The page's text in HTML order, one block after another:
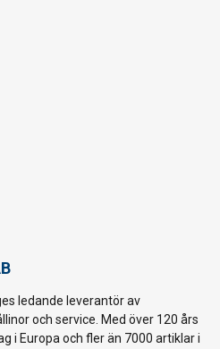
ledande leverantör av
och service. Med över 120 års
i Europa och fler än 7000 artiklar i